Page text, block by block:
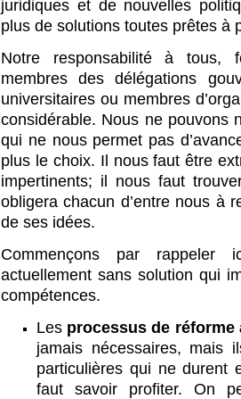
juridiques et de nouvelles
plus de solutions toutes prêtes à
Notre responsabilité à tous,
membres des délégations
universitaires ou membres
considérable. Nous ne pouvons
qui ne nous permet pas
plus le choix. Il nous faut être
impertinents; il nous faut
obligera chacun d’entre nous à
de ses idées.
Commençons par rappeler
actuellement sans solution qui
compétences.
Les processus de
jamais nécessaires, mais
particulières qui ne durent
faut savoir profiter. On